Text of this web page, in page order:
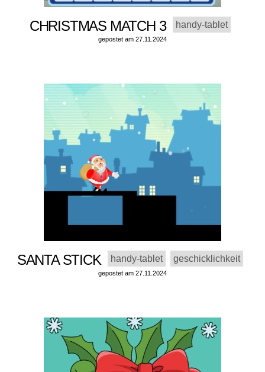
CHRISTMAS MATCH 3 handy-tablet
gepostet am 27.11.2024
SANTA STICK handy-tablet geschicklichkeit
gepostet am 27.11.2024